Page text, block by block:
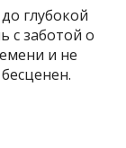
глубокой
с заботой о
и не